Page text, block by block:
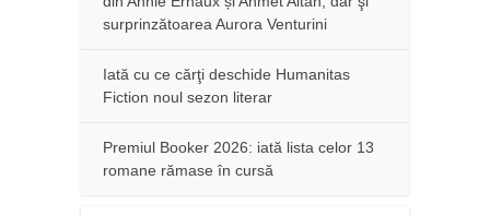
surprinzătoarea Aurora Venturini
Iată cu ce cărţi deschide Humanitas
Fiction noul sezon literar
Premiul Booker 2026: iată lista celor 13
romane rămase în cursă